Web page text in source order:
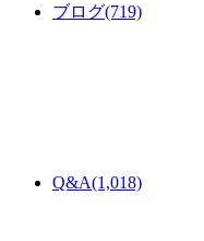
ブログ(719)
Q&A(1,018)